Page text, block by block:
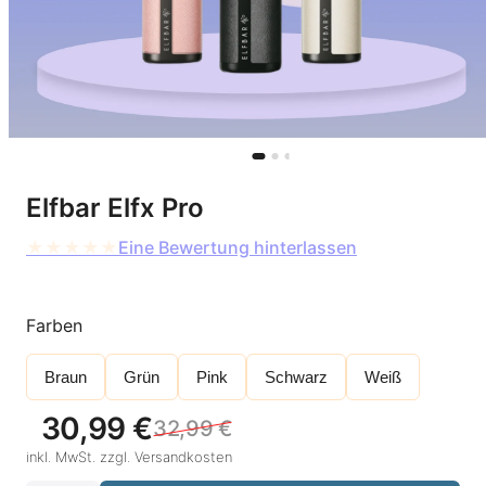
Elfbar Elfx Pro
★ ★ ★ ★ ★ Eine Bewertung hinterlassen
Farben
Braun Grün Pink Schwarz Weiß
32,99€U
r
s
30,99 €
A
k
t
inkl. MwSt. zzgl. Versandkosten